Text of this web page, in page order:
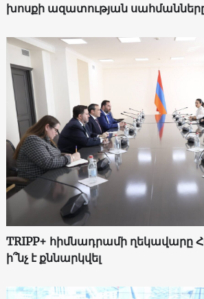
խոսքի ազատության
TRIPP+ հիմնադրամի ղեկավարը
ի՞նչ է քննարկվել